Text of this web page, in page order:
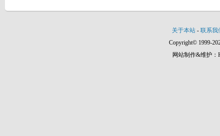
关于本站 - 联系我
Copyright© 1999-
网站制作&维护